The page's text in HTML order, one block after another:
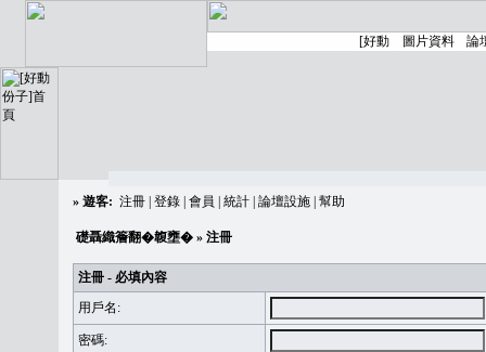
» 遊客: 注冊 登錄 會員 統計 論壇設施 幫助
礎聶織簷翻�䪖壅� » 注冊
注冊 - 必填內容
用戶名:
密碼: